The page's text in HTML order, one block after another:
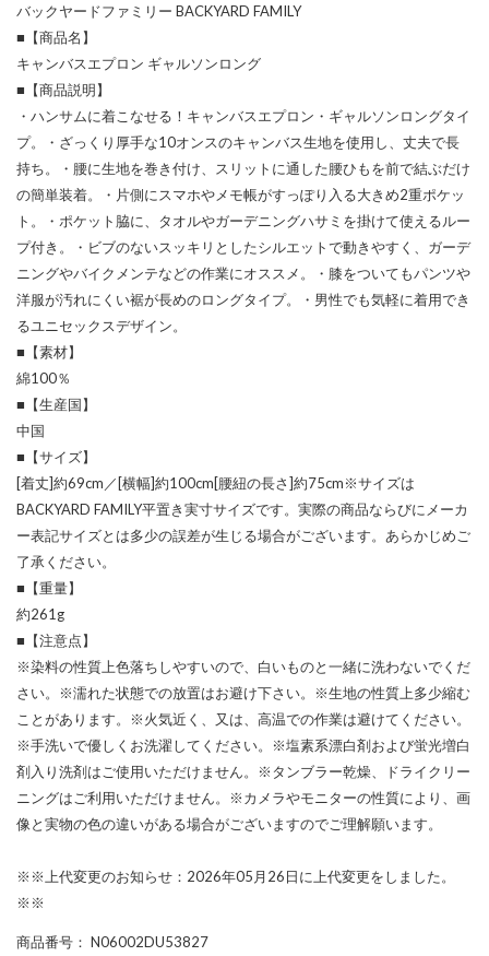
バックヤードファミリー BACKYARD FAMILY
■【商品名】
キャンバスエプロン ギャルソンロング
■【商品説明】
・ハンサムに着こなせる！キャンバスエプロン・ギャルソンロングタイ
プ。・ざっくり厚手な10オンスのキャンバス生地を使用し、丈夫で長
持ち。・腰に生地を巻き付け、スリットに通した腰ひもを前で結ぶだけ
の簡単装着。・片側にスマホやメモ帳がすっぽり入る大きめ2重ポケッ
ト。・ポケット脇に、タオルやガーデニングハサミを掛けて使えるルー
プ付き。・ビブのないスッキリとしたシルエットで動きやすく、ガーデ
ニングやバイクメンテなどの作業にオススメ。・膝をついてもパンツや
洋服が汚れにくい裾が長めのロングタイプ。・男性でも気軽に着用でき
るユニセックスデザイン。
■【素材】
綿100％
■【生産国】
中国
■【サイズ】
[着丈]約69cm／[横幅]約100cm[腰紐の長さ]約75cm※サイズは
BACKYARD FAMILY平置き実寸サイズです。実際の商品ならびにメーカ
ー表記サイズとは多少の誤差が生じる場合がございます。あらかじめご
了承ください。
■【重量】
約261g
■【注意点】
※染料の性質上色落ちしやすいので、白いものと一緒に洗わないでくだ
さい。※濡れた状態での放置はお避け下さい。※生地の性質上多少縮む
ことがあります。※火気近く、又は、高温での作業は避けてください。
※手洗いで優しくお洗濯してください。※塩素系漂白剤および蛍光増白
剤入り洗剤はご使用いただけません。※タンブラー乾燥、ドライクリー
ニングはご利用いただけません。※カメラやモニターの性質により、画
像と実物の色の違いがある場合がございますのでご理解願います。
※※上代変更のお知らせ：2026年05月26日に上代変更をしました。
※※
商品番号 ： N06002DU53827